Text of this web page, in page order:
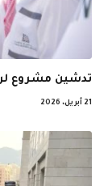
تدشين مشروع
21 أبريل، 2026